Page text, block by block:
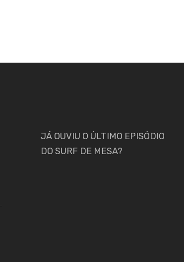
JÁ OUVIU O ÚLTIMO EPISÓDIO
DO SURF DE MESA?